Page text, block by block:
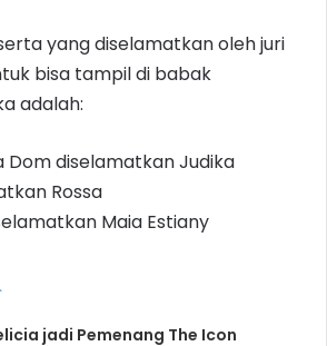
yang diselamatkan oleh juri
bisa tampil di babak
adalah:
Dom diselamatkan Judika
Rossa
Maia Estiany
jadi Pemenang The Icon